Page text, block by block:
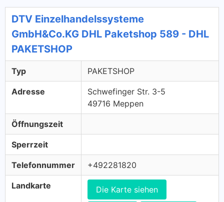
DTV Einzelhandelssysteme
GmbH&Co.KG DHL Paketshop 589 - DHL
PAKETSHOP
Typ PAKETSHOP
Adresse
Schwefinger Str. 3-5
49716 Meppen
Öffnungszeit
Sperrzeit
Telefonnummer +492281820
Landkarte Die Karte siehen